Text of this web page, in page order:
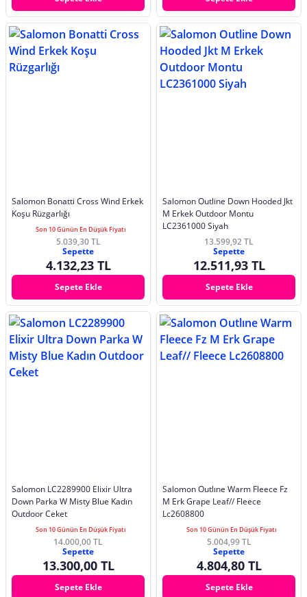
Salomon Bonatti Cross Wind Erkek
Koşu Rüzgarlığı
Son 10 Günün En Düşük Fiyatı
5.039,30 TL
Sepette
4.132,23 TL
Sepete Ekle
Salomon Outline Down Hooded Jkt
M Erkek Outdoor Montu
LC2361000 Siyah
13.599,92 TL
Sepette
12.511,93 TL
Sepete Ekle
Salomon LC2289900 Elixir Ultra
Down Parka W Misty Blue Kadın
Outdoor Ceket
Son 10 Günün En Düşük Fiyatı
14.000,00 TL
Sepette
13.300,00 TL
Sepete Ekle
Salomon Outlıne Warm Fleece Fz
M Erk Grape Leaf// Fleece
Lc2608800
Son 10 Günün En Düşük Fiyatı
5.004,99 TL
Sepette
4.804,80 TL
Sepete Ekle